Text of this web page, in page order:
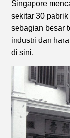
Singapore
sekitar 30
sebagian besar
industri dan
di sini.